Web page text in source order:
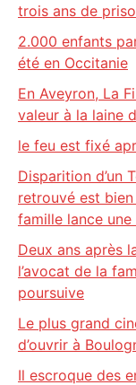
trois ans de
2.000 enfants
été en Occitanie
En Aveyron, La
valeur à la laine
le feu est fixé
Disparition d’un
retrouvé est
famille lance
Deux ans après
l’avocat de la
poursuive
Le plus grand
d’ouvrir à
Il escroque des